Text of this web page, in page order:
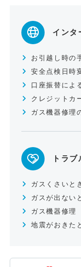
インタ
お引越し時の
安全点検日時
口座振替によ
クレジットカ
ガス機器修理
トラ
ガスくさいと
ガスが出ない
ガス機器修理
地震がおきた